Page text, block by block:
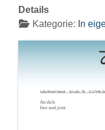
Details
Kategorie: In